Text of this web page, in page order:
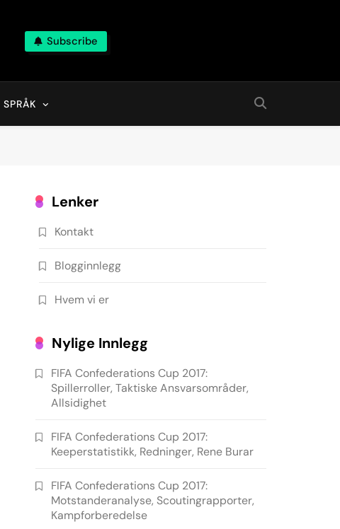
Subscribe
SPRÅK
Lenker
Kontakt
Blogginnlegg
Hvem vi er
Nylige Innlegg
FIFA Confederations Cup 2017:
Spillerroller, Taktiske Ansvarsområder,
Allsidighet
FIFA Confederations Cup 2017:
Keeperstatistikk, Redninger, Rene Burar
FIFA Confederations Cup 2017:
Motstanderanalyse, Scoutingrapporter,
Kampforberedelse